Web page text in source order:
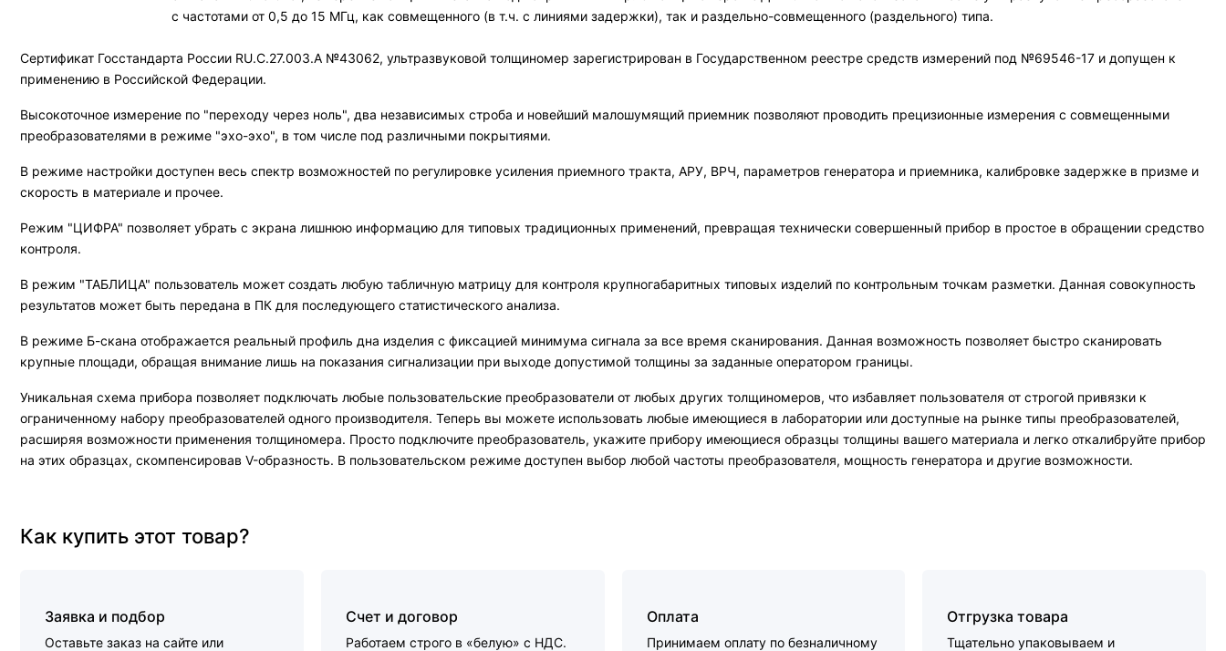
с частотами от 0,5 до 15 МГц, как совмещенного (в т.ч. с линиями задержки), так и раздельно-совмещенного (раздельного) типа.
Сертификат Госстандарта России RU.C.27.003.A №43062, ультразвуковой толщиномер зарегистрирован в Государственном реестре средств измерений под №69546-17 и допущен к
применению в Российской Федерации.
Высокоточное измерение по "переходу через ноль", два независимых строба и новейший малошумящий приемник позволяют проводить прецизионные измерения с совмещенными
преобразователями в режиме "эхо-эхо", в том числе под различными покрытиями.
В режиме настройки доступен весь спектр возможностей по регулировке усиления приемного тракта, АРУ, ВРЧ, параметров генератора и приемника, калибровке задержке в призме и
скорость в материале и прочее.
Режим "ЦИФРА" позволяет убрать с экрана лишнюю информацию для типовых традиционных применений, превращая технически совершенный прибор в простое в обращении средство
контроля.
В режим "ТАБЛИЦА" пользователь может создать любую табличную матрицу для контроля крупногабаритных типовых изделий по контрольным точкам разметки. Данная совокупность
результатов может быть передана в ПК для последующего статистического анализа.
В режиме Б-скана отображается реальный профиль дна изделия с фиксацией минимума сигнала за все время сканирования. Данная возможность позволяет быстро сканировать
крупные площади, обращая внимание лишь на показания сигнализации при выходе допустимой толщины за заданные оператором границы.
Уникальная схема прибора позволяет подключать любые пользовательские преобразователи от любых других толщиномеров, что избавляет пользователя от строгой привязки к
ограниченному набору преобразователей одного производителя. Теперь вы можете использовать любые имеющиеся в лаборатории или доступные на рынке типы преобразователей,
расширяя возможности применения толщиномера. Просто подключите преобразователь, укажите прибору имеющиеся образцы толщины вашего материала и легко откалибруйте прибор
на этих образцах, скомпенсировав V-образность. В пользовательском режиме доступен выбор любой частоты преобразователя, мощность генератора и другие возможности.
Как купить этот товар?
Заявка и подбор
Оставьте заказ на сайте или
Счет и договор
Работаем строго в «белую» с НДС.
Оплата
Принимаем оплату по безналичному
Отгрузка товара
Тщательно упаковываем и